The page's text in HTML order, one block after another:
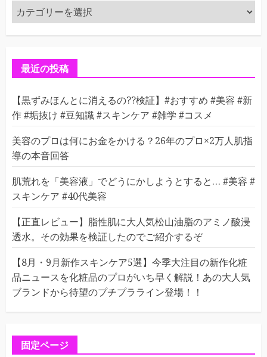
カ
テ
ゴ
最近の投稿
【黒ずみほんとに消えるの??検証】#おすすめ #美容 #新
作 #垢抜け #豆知識 #スキンケア #雑学 #コスメ
美容のプロは何にお金をかける？26年のプロ×2万人肌指
導の本音回答
肌荒れを「美容液」でどうにかしようとすると… #美容 #
スキンケア #40代美容
【正直レビュー】脂性肌に大人気松山油脂のアミノ酸浸
透水。その効果を検証したのでご紹介するぞ
【8月・9月新作スキンケア5選】今季大注目の新作化粧
品ニュースを化粧品のプロがいち早く解説！あの大人気
ブランドから待望のプチプラライン登場！！
固定ページ